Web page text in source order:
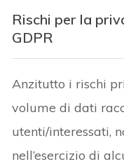
Rischi per la
GDPR
Anzitutto i rischi
volume di dati
utenti/interessati,
nell’esercizio di